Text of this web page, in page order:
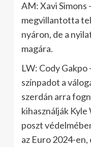
AM: Xavi Simons
megvillantotta
nyáron, de a
magára.
LW: Cody Gakpo
színpadot a
szerdán arra
kihasználják
poszt
az Euro 2024-en,